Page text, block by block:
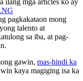
pagkakataon mong
talento at
sa iba, at pag-
gawin, mas-hindi ka
kaya magiging isa ka